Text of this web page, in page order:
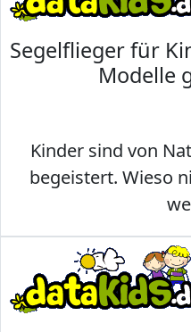
Segelflieger für
Modelle
Kinder sind von
begeistert. Wieso